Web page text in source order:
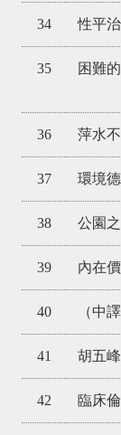
34 性平
35 困難
36 萍水
37 環境
38 公園
39 內在
40 （中
41 胡五
42 臨床